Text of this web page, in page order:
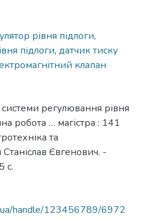
рівня підлоги,
підлоги, датчик тиску
клапан
регулювання рівня
робота … магістра : 141
та
Євгенович. -
с.
handle/123456789/6972